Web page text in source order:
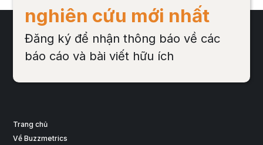
nghiên cứu mới nhất
Đăng ký để nhận thông báo về các
báo cáo và bài viết hữu ích
Trang chủ
Về Buzzmetrics